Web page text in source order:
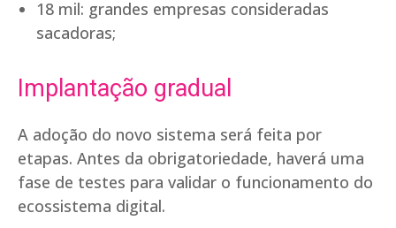
18 mil: grandes empresas consideradas
sacadoras;
Implantação gradual
A adoção do novo sistema será feita por
etapas. Antes da obrigatoriedade, haverá uma
fase de testes para validar o funcionamento do
ecossistema digital.